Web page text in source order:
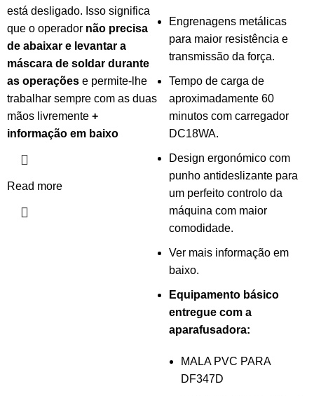
está desligado. Isso significa
que o operador não precisa
de abaixar e levantar a
máscara de soldar durante
as operações e permite-lhe
trabalhar sempre com as duas
mãos livremente +
informação em baixo
Read more
Engrenagens metálicas
para maior resistência e
transmissão da força.
Tempo de carga de
aproximadamente 60
minutos com carregador
DC18WA.
Design ergonómico com
punho antideslizante para
um perfeito controlo da
máquina com maior
comodidade.
Ver mais informação em
baixo.
Equipamento básico
entregue com a
aparafusadora:
MALA PVC PARA
DF347D